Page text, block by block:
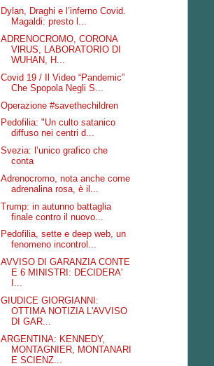
Dylan, Draghi e l’inferno Covid.
Magaldi: presto l...
ADRENOCROMO, CORONA
VlRUS, LABORATORIO DI
WUHAN, H...
Covid 19 / Il Video “Pandemic”
Che Spopola Negli S...
Operazione #savethechildren
Pedofilia: "Un culto satanico
diffuso nei centri d...
Svezia: l’unico grafico che
conta
Adrenocromo, nota anche come
adrenalina rosa, è il...
Trump: in autunno battaglia
finale contro il nuovo...
Pedofilia, sette e deep web, un
fenomeno incontrol...
AVVISO DI GARANZIA CONTE
E 6 MINISTRI: DECIDERA'
I...
GIUDICE GIORGIANNI:
OTTIMA NOTIZIA L'AVVISO
DI GAR...
ARGENTINA: KENNEDY,
MONTAGNIER, MONTANARI
E SCIENZ...